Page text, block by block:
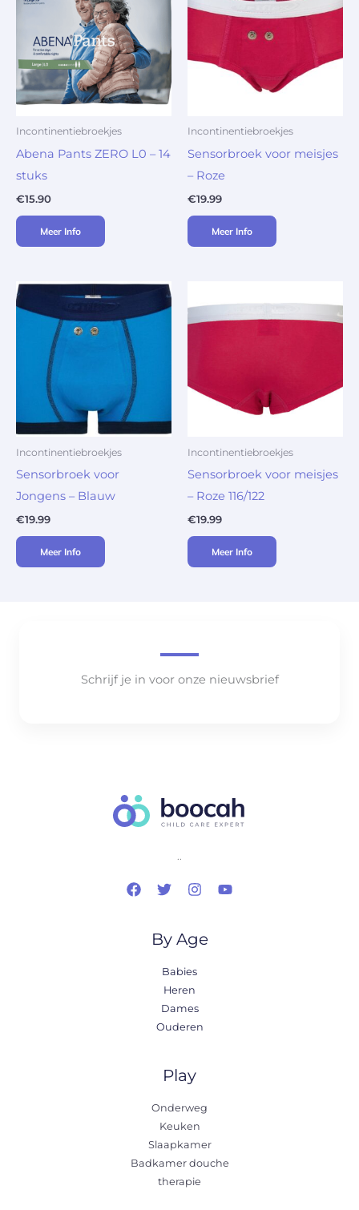
Incontinentiebroekjes
Abena Pants ZERO L0 – 14
stuks
€15.90
Meer Info
Incontinentiebroekjes
Sensorbroek voor meisjes
– Roze
€19.99
Meer Info
Incontinentiebroekjes
Sensorbroek voor
Jongens – Blauw
€19.99
Meer Info
Incontinentiebroekjes
Sensorbroek voor meisjes
– Roze 116/122
€19.99
Meer Info
Schrijf je in voor onze nieuwsbrief
..
By Age
Babies
Heren
Dames
Ouderen
Play
Onderweg
Keuken
Slaapkamer
Badkamer douche
therapie